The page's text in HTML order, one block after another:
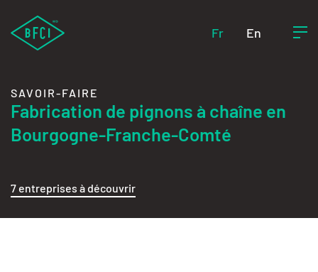
Fr En
SAVOIR-FAIRE
Fabrication de pignons à chaîne en
Bourgogne-Franche-Comté
7 entreprises à découvrir